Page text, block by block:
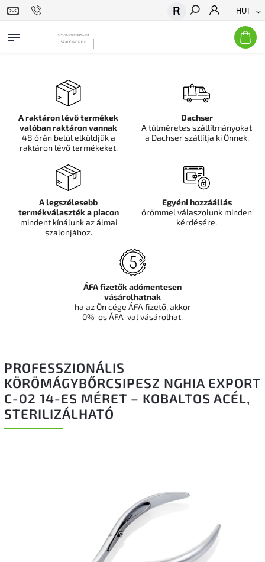
HUF
Keresés
PROFESSZIONÁLIS
KÖRÖMÁGYBŐRCSIPESZ NGHIA EXPORT
C-02 14-ES MÉRET – KOBALTOS ACÉL,
STERILIZÁLHATÓ
A raktáron lévő termékek
valóban raktáron vannak
48 órán belül elküldjük a
raktáron lévő termékeket.
Dachser
A túlméretes szállítmányokat
a Dachser szállítja ki Önnek.
A legszélesebb
termékválaszték a piacon
mindent kínálunk az álmai
szalonjához.
Egyéni hozzáállás
örömmel válaszolunk minden
kérdésére.
ÁFA fizetők adómentesen
vásárolhatnak
ha az Ön cége ÁFA fizető, akkor
0%-os ÁFA-val vásárolhat.